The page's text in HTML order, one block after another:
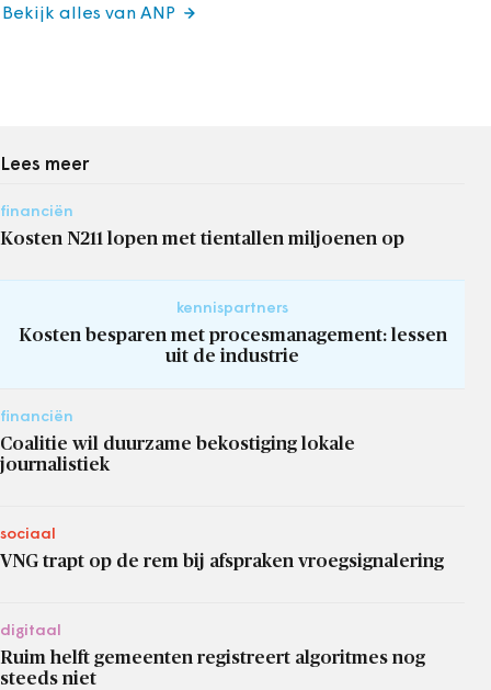
Bekijk alles van ANP
Lees meer
financiën
Kosten N211 lopen met tientallen miljoenen op
kennispartners
Kosten besparen met procesmanagement: lessen
uit de industrie
financiën
Coalitie wil duurzame bekostiging lokale
journalistiek
sociaal
VNG trapt op de rem bij afspraken vroegsignalering
digitaal
Ruim helft gemeenten registreert algoritmes nog
steeds niet